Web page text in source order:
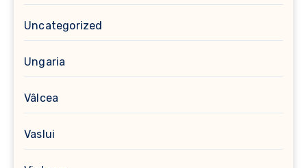
Uncategorized
Ungaria
Vâlcea
Vaslui